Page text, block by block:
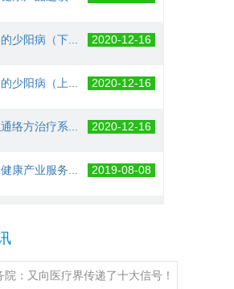
医医药研究...
保健适宜技术... 2017-06-18
院：又向医疗界传递了十大信号！